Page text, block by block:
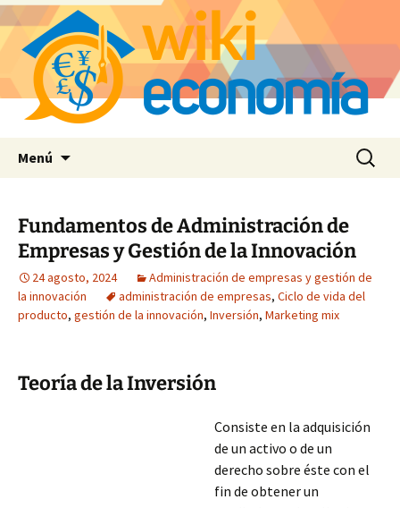
Menú Buscar:
Fundamentos de Administración de
Empresas y Gestión de la Innovación
24 agosto, 2024
Administración de empresas y gestión de
la innovación
administración de empresas, Ciclo de vida del
producto, gestión de la innovación, Inversión, Marketing mix
Teoría de la Inversión
Consiste en la adquisición
de un activo o de un
derecho sobre éste con el
fin de obtener un